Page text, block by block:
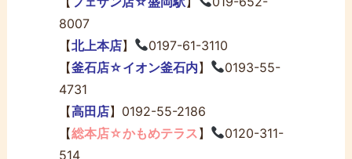
8007
【北上本店】
0197-61-3110
【釜石店☆イオン釜石内】
0193-55-
4731
【高田店】0192-55-2186
【総本店☆かもめテラス 】
0120-311-
514